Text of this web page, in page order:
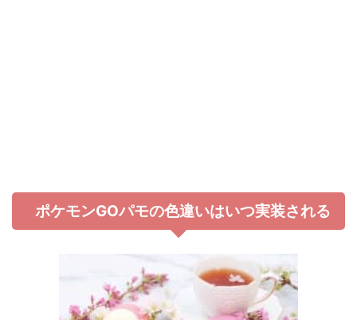
ポケモンGOパモの色違いはいつ実装される